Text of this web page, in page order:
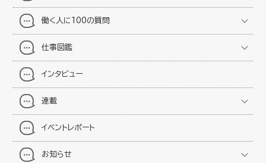
働く人に100の質問
仕事図鑑
インタビュー
連載
イベントレポート
お知らせ